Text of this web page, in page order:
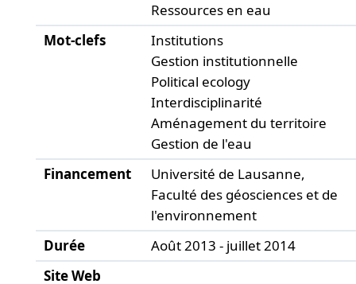
Ressources en eau
Mot-clefs
Institutions
Gestion institutionnelle
Political ecology
Interdisciplinarité
Aménagement du territoire
Gestion de l'eau
Financement
Université de Lausanne,
Faculté des géosciences et de
l'environnement
Durée
Août 2013 - juillet 2014
Site Web